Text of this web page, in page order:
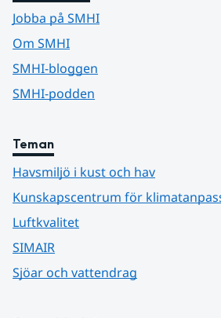
Jobba på SMHI
Om SMHI
SMHI-bloggen
SMHI-podden
Teman
Havsmiljö i kust och hav
Kunskapscentrum för
Luftkvalitet
SIMAIR
Sjöar och vattendrag